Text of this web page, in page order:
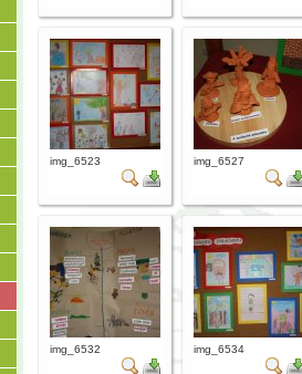
img_6523 img_6527
img_6532 img_6534